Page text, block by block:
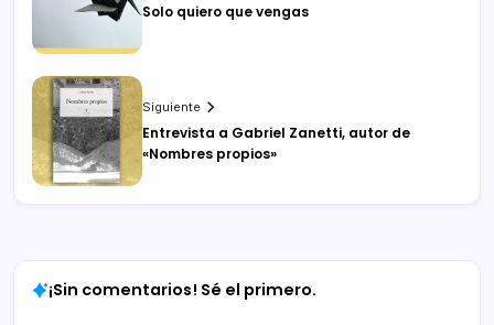
Solo quiero que vengas
Siguiente
Entrevista a Gabriel Zanetti, autor de
«Nombres propios»
¡Sin comentarios! Sé el primero.